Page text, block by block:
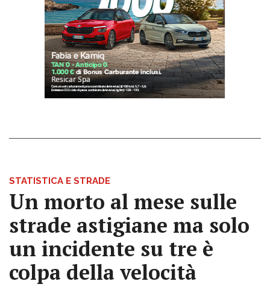
STATISTICA E STRADE
Un morto al mese sulle
strade astigiane ma solo
un incidente su tre è
colpa della velocità